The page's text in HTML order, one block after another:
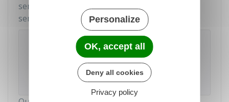
semaines, la durée de travail peut varier d'une
semaine à l'autre à l'intérieur du cycle.
Exemple
Cycle de 2 semaines incluant 1 semaine à
32 heures puis 1 semaine à 38 heures, soit
35 heures en moyenne par semaine.
Personalize
OK, accept all
Deny all cookies
Privacy policy